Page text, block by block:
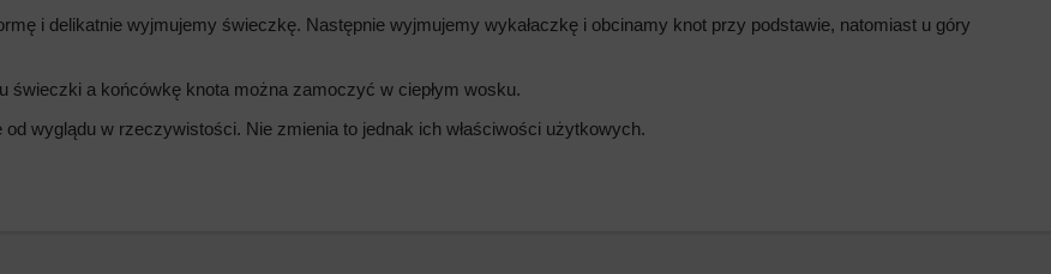
i delikatnie wyjmujemy świeczkę. Następnie wyjmujemy wykałaczkę i obcinamy knot przy podstawie, natomiast u góry
świeczki a końcówkę knota można zamoczyć w ciepłym wosku.
wyglądu w rzeczywistości. Nie zmienia to jednak ich właściwości użytkowych.